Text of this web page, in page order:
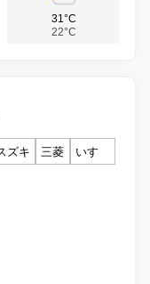
31°C
22°C
ズキ 三菱
いすゞ